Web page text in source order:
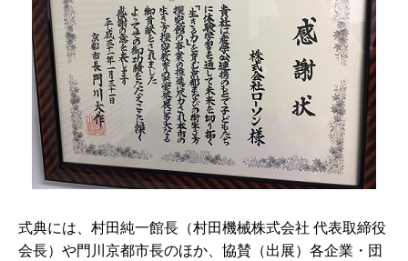
式典には、村田純一館長（村田機械株式会社 代表取締役
会長）や門川京都市長のほか、協賛（出展）各企業・団